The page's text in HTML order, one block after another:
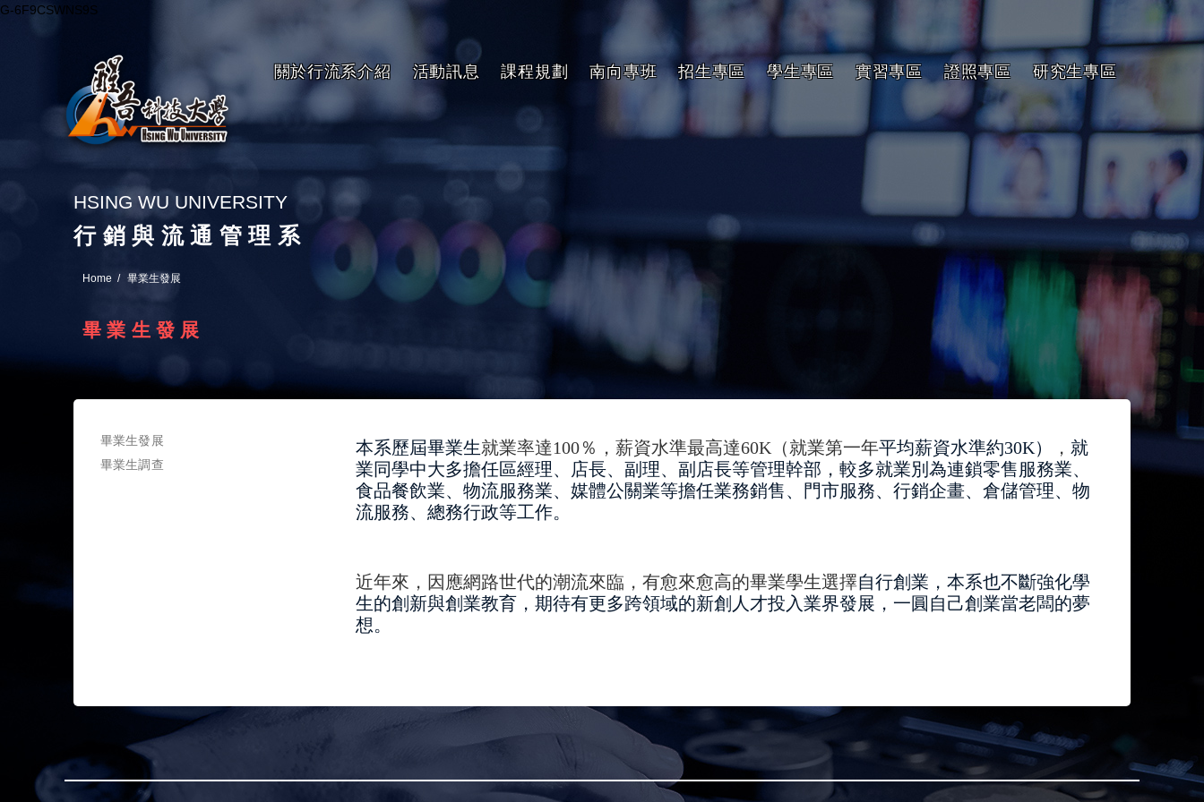
G-6F9CSWNS9S
關於行流系介紹 活動訊息 課程規劃 南向專班 招生專區 學生專區 實習專區 證照專區 研究生專區
HSING WU UNIVERSITY
行銷與流通管理系
Home 畢業生發展
畢業生發展
畢業生發展
畢業生調查
本系歷屆畢業生就業率達100％，薪資水準最高達60K （就業第一年平均薪資水準約30K） ， 就
業同學中大多擔任區經理、店長、副理、副店長等管理幹部，較多就業別為連鎖零售服務業、
食品餐飲業、物流服務業、媒體公關業等擔任業務銷售、門市服務、行銷企畫、倉儲管理、物
流服務、總務行政等工作。
近年來，因應網路世代的潮流來臨，有愈來愈高的畢業學生選擇自行創業，本系也不斷強化學
生的創新與創業教育，期待有更多跨領域的新創人才投入業界發展，一圓自己創業當老闆的夢
想。